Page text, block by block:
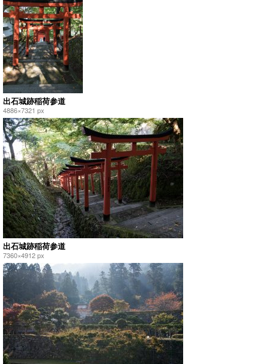
出石城跡稲荷参道
4886×7321 px
出石城跡稲荷参道
7360×4912 px